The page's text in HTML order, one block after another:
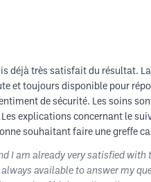
déjà très satisfait du résultat.
et toujours disponible pour
de sécurité. Les soins
explications concernant le
souhaitant faire une greffe
am already very satisfied with
available to answer my